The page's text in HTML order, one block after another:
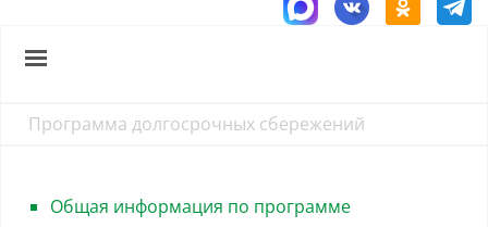
Программа долгосрочных сбережений
Общая информация по программе